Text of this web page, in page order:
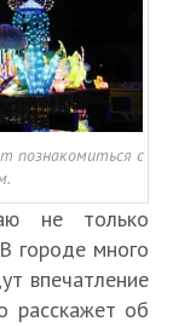
познакомиться с
не только
городе много
впечатление
расскажет об